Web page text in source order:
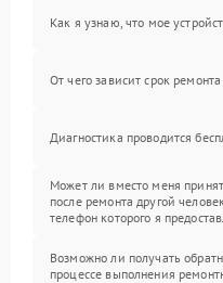
Как я узнаю, что мое
От чего зависит срок
Диагностика проводится
Может ли вместо меня
после ремонта другой
телефон которого я
Возможно ли получать
процессе выполнения